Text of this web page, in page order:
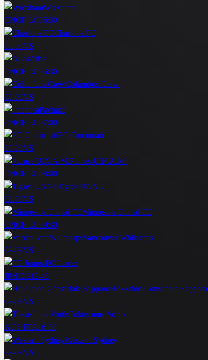
Wrexham
CNCF LC06:30
Charlotte FC
08-08VS
Atlas
CNCF LC06:30
Columbus Crew
08-08VS
Pachuca
CNCF LC07:00
FC Cincinnati
08-08VS
Pumas U.N.A.M.
CNCF LC08:00
Tigres UANL
08-08VS
Minnesota United FC
CNCF LC09:30
Vancouver Whitecaps
08-08VS
FC Juarez
JPN D212:45
Hokkaido Consadole Sapporo
08-08VS
Tokushima Vortis
AUS FFA16:30
Western Sydney
08-08VS